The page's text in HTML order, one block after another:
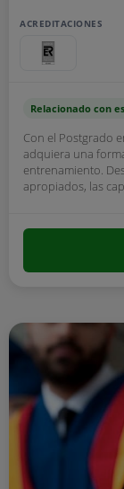
ACREDITACIONES
Relacionado con
Con el Postgrado
adquiera una
entrenamiento.
apropiados, las